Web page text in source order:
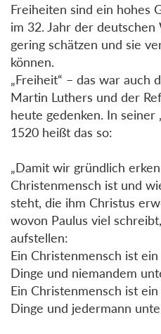
Freiheiten sind ein hohes
im 32. Jahr der
gering schätzen und sie
können.
„Freiheit“ – das war auch
Martin Luthers und der
heute gedenken. In seiner
1520 heißt das so:
„Damit wir gründlich
Christenmensch ist und
steht, die ihm Christus
wovon Paulus viel
aufstellen:
Ein Christenmensch ist
Dinge und niemandem
Ein Christenmensch ist
Dinge und jedermann